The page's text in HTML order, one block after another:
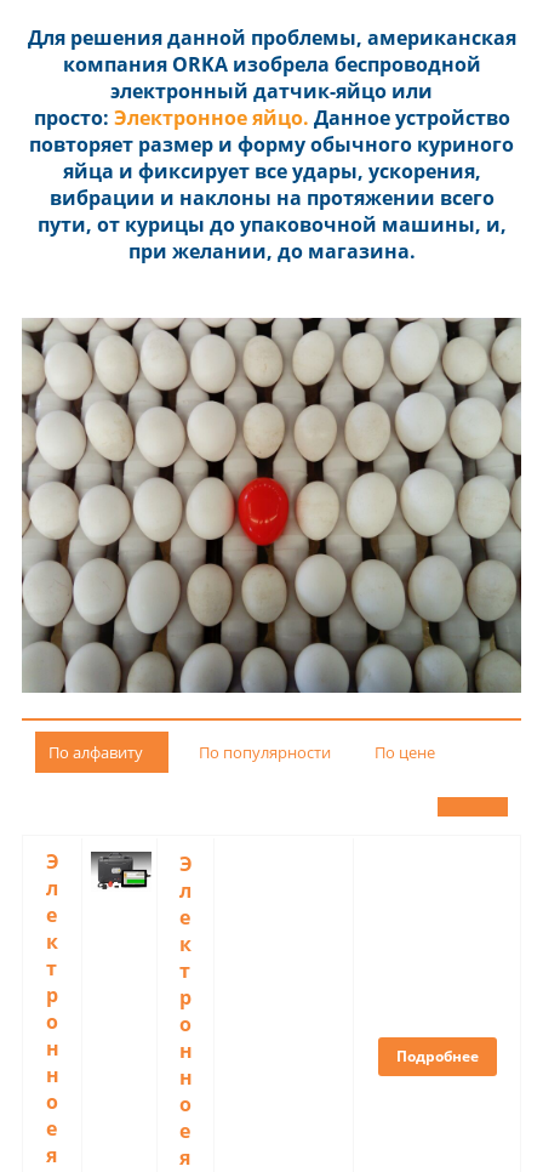
Для решения данной проблемы, американская
компания ORKA изобрела беспроводной
электронный датчик-яйцо или
просто: Электронное яйцо. Данное устройство
повторяет размер и форму обычного куриного
яйца и фиксирует все удары, ускорения,
вибрации и наклоны на протяжении всего
пути, от курицы до упаковочной машины, и,
при желании, до магазина.
По алфавиту По популярности По цене
Э
л
е
к
т
р
о
н
н
о
е
я
Э
л
е
к
т
р
о
н
н
о
е
я
Подробнее